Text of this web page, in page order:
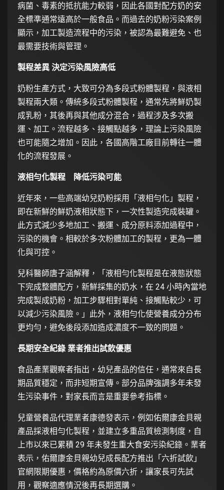
病菌、毒素的抵抗能力較弱，因此各國對配方奶的安
全標準通常遠高於一般食品。而過去的奶粉污染案例
顯示，加工製造流程中的污染，被認為最難避免、也
最需要技術與管理。
製程差異 決定污染風險高低
奶粉生產方式，大致可分為多段式粉體製程，與液相
製程兩大類。傳統多段式粉體製程，通常先將鮮奶製
成乳粉，其後再與其他成分混合，過程涉及多次搬
運、加工。流程越多、接觸點越多，理論上污染風險
也可能隨之增加。因此，各國高階工廠目前轉往一體
化的流程發展。
液相勻化製程 降低污染可能
近年來，一些高端幼兒奶粉採用「液相勻化」製程，
即在新鮮的鮮奶液相狀態下，一次性製造完成裝罐。
此方式減少多地加工、搬運、成分原料添加過程中，
污染的機會。相較於多次粉體加工的製程，更為一體
化與可控。
兒科醫師唐子涵解釋，「液相勻化製程是在液態狀態
下完成整體配方，新鮮採集的奶水，在 24 小時內當地
完成製成奶粉，加工步驟相對單純、接觸點較少，可
以減少污染風險。」此外，液相勻化使營養成分分布
更均勻，避免後段添加造成濃度不一致的問題。
長期安全紀錄 業者推出試飲優惠
食品產業觀察者指出，幼兒產品的信任，通常來自長
期品質穩定，而非短期宣傳。部分品牌強調多年未發
生污染事件，對家長而言是重要參考指標。
兒童營養品代理業者康德發表示，例如佑爾康金貝親
產品採液相勻化製程，並建立多重品質檢測制度，自
上市以來已累積 29 年未發生重大食安污染紀錄。業者
表示，佑爾康金貝親幼兒成長配方推出「六折試飲」
官網限期優惠，價格約為原價六折，讓家長可先試
用，觀察適應情況後再長期選購。